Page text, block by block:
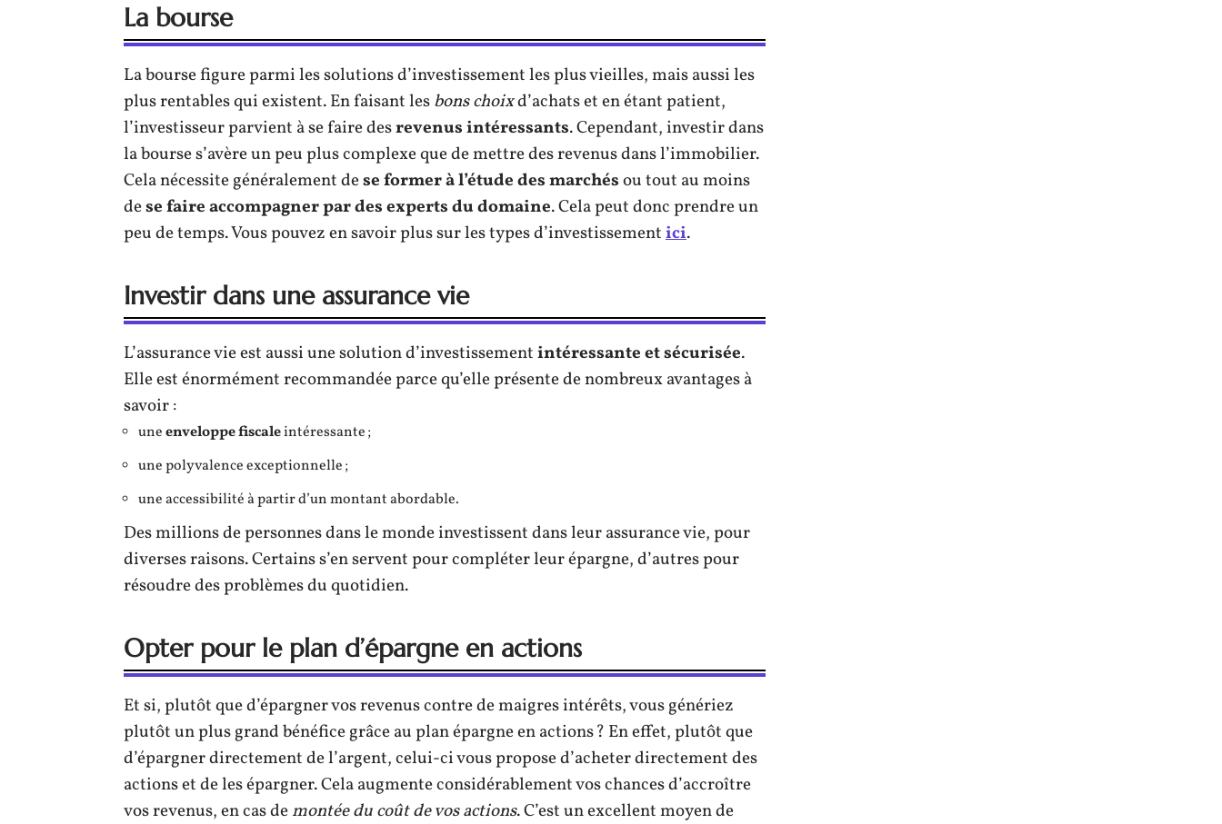
La bourse
La bourse figure parmi les solutions d’investissement les plus vieilles, mais aussi les
plus rentables qui existent. En faisant lesbons choixd’achats et en étant patient,
l’investisseur parvient à se faire desrevenus intéressants. Cependant, investir dans
la bourse s’avère un peu plus complexe que de mettre des revenus dans l’immobilier.
Cela nécessite généralement dese former à l’étude des marchésou tout au moins
dese faire accompagner par des experts du domaine. Cela peut donc prendre un
peu de temps. Vous pouvez en savoir plus sur les types d’investissementici.
Investir dans une assurance vie
L’assurance vie est aussi une solution d’investissementintéressante et sécurisée.
Elle est énormément recommandée parce qu’elle présente de nombreux avantages à
savoir :
uneenveloppe fiscaleintéressante ;
une polyvalence exceptionnelle ;
une accessibilité à partir d’un montant abordable.
Des millions de personnes dans le monde investissent dans leur assurance vie, pour
diverses raisons. Certains s’en servent pour compléter leur épargne, d’autres pour
résoudre des problèmes du quotidien.
Opter pour le plan d’épargne en actions
Et si, plutôt que d’épargner vos revenus contre de maigres intérêts, vous génériez
plutôt un plus grand bénéfice grâce au plan épargne en actions ? En effet, plutôt que
d’épargner directement de l’argent, celui-ci vous propose d’acheter directement des
actions et de les épargner. Cela augmente considérablement vos chances d’accroître
vos revenus, en cas demontée du coût de vos actions. C’est un excellent moyen de